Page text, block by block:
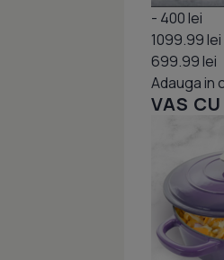
- 400 lei
1099.99 lei
699.99 lei
Adauga in
VAS